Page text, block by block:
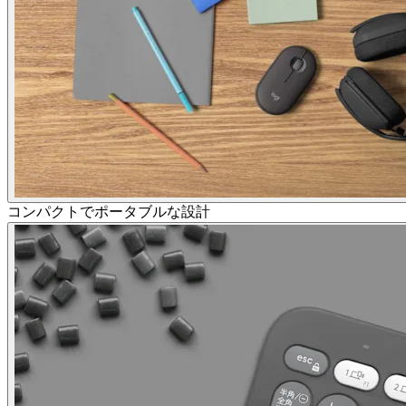
コンパクトでポータブルな設計